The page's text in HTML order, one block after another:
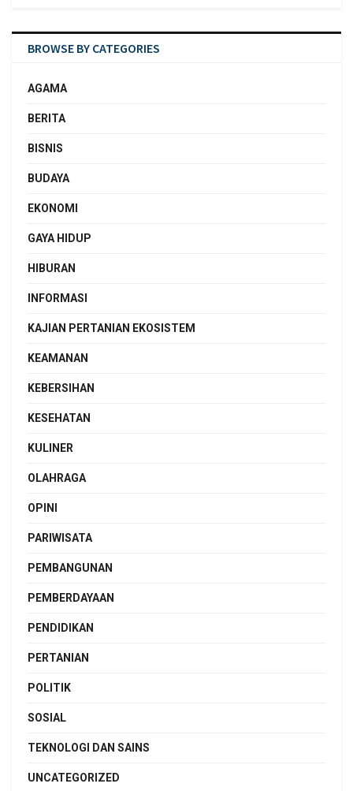
BROWSE BY CATEGORIES
AGAMA
BERITA
BISNIS
BUDAYA
EKONOMI
GAYA HIDUP
HIBURAN
INFORMASI
KAJIAN PERTANIAN EKOSISTEM
KEAMANAN
KEBERSIHAN
KESEHATAN
KULINER
OLAHRAGA
OPINI
PARIWISATA
PEMBANGUNAN
PEMBERDAYAAN
PENDIDIKAN
PERTANIAN
POLITIK
SOSIAL
TEKNOLOGI DAN SAINS
UNCATEGORIZED